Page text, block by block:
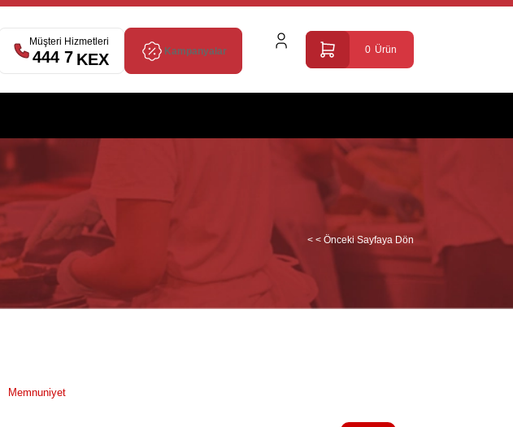
0 Ürün
Müşteri Hizmetleri
444 7 539
Kampanyalar
< < Önceki Sayfaya Dön
Memnuniyet